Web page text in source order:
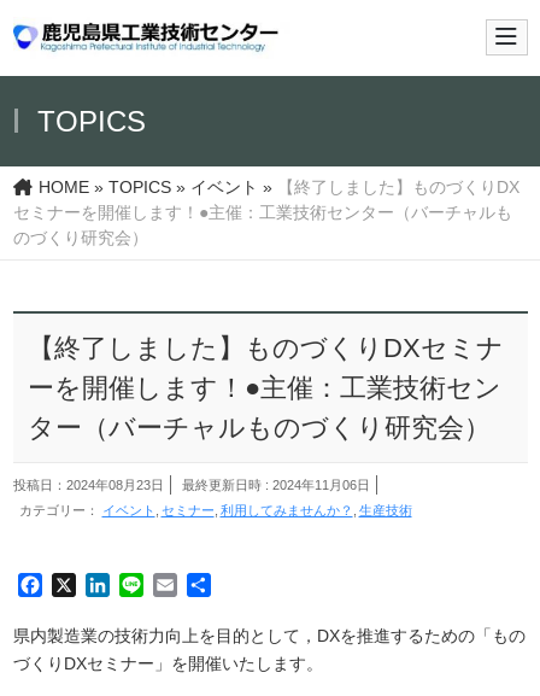
メ
TOPICS
HOME» TOPICS» イベント »
【終了しました】ものづくりDX
セミナーを開催します！●主催：工業技術センター（バーチャルも
のづくり研究会）
【終了しました】ものづくりDXセミナ
ーを開催します！●主催：工業技術セン
ター（バーチャルものづくり研究会）
投稿日：2024年08月23日
最終更新日時 : 2024年11月06日
カテゴリー：
イベント セミナー 利用してみませんか？ 生産技術
FacebookLinkedIn
Line Email
県内製造業の技術力向上を目的として，DXを推進するための「もの
づくりDXセミナー」を開催いたします。